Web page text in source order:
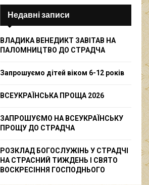
r
:
E
A
Недавні записи
ВЛАДИКА ВЕНЕДИКТ ЗАВІТАВ НА
ПАЛОМНИЦТВО ДО СТРАДЧА
Запрошуємо дітей віком 6-12 років
ВСЕУКРАЇНСЬКА ПРОЩА 2026
ЗАПРОШУЄМО НА ВСЕУКРАЇНСЬКУ
ПРОЩУ ДО СТРАДЧА
РОЗКЛАД БОГОСЛУЖІНЬ У СТРАДЧІ
НА СТРАСНИЙ ТИЖДЕНЬ І СВЯТО
ВОСКРЕСІННЯ ГОСПОДНЬОГО